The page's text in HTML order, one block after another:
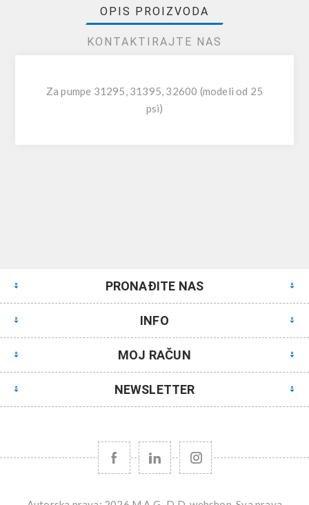
OPIS PROIZVODA
KONTAKTIRAJTE NAS
Za pumpe 31295, 31395, 32600 (modeli od 25
psi)
PRONAĐITE NAS
INFO
MOJ RAČUN
NEWSLETTER